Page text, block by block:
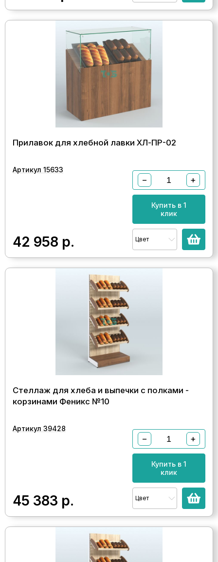
Прилавок для хлебной лавки ХЛ-ПР-02
Артикул 15633
42 958 р.
− +
Купить в 1
клик
Цвет
Стеллаж для хлеба и выпечки с полками -
корзинами Феникс №10
Артикул 39428
45 383 р.
− +
Купить в 1
клик
Цвет